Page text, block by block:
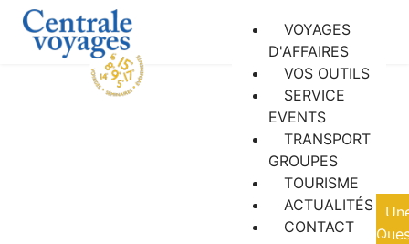
VOYAGES
D'AFFAIRES
VOS OUTILS
SERVICE
EVENTS
TRANSPORT
GROUPES
TOURISME
ACTUALITÉS
CONTACT
Actualités